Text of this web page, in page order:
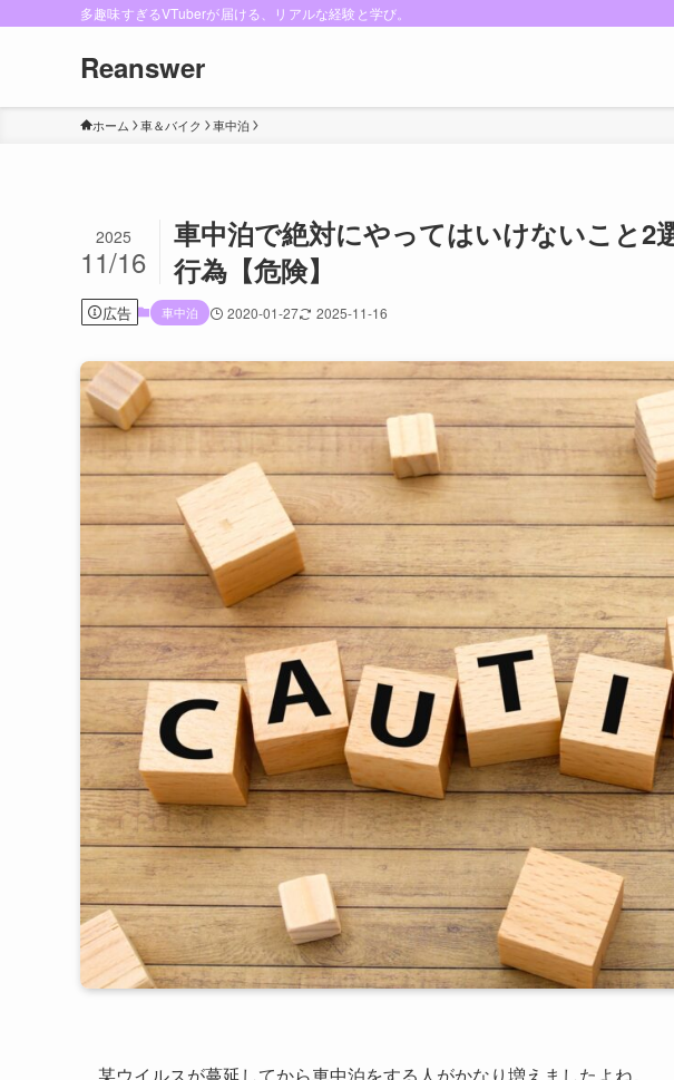
多趣味すぎるVTuberが届ける、リアルな経験と学び。
Reanswer
ホーム 車＆バイク 車中泊
車中泊で絶対にやってはいけないこと2
行為【危険】
2025
11/16
広告 車中泊 2020-01-27 2025-11-16